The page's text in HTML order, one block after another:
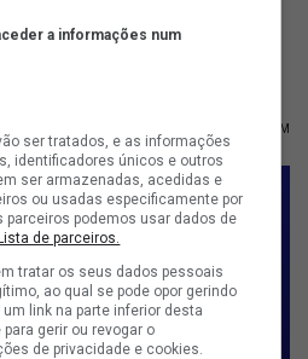
ad
DE FLAG FOOTBALL, REPRODUÇÃO/INSTAGRAM
a informações num
ser tratados, e as informações
identificadores únicos e outros
ser armazenadas, acedidas e
ou usadas especificamente por
podemos usar dados de
de parceiros.
tratar os seus dados pessoais
ao qual se pode opor gerindo
link na parte inferior desta
gerir ou revogar o
de privacidade e cookies.